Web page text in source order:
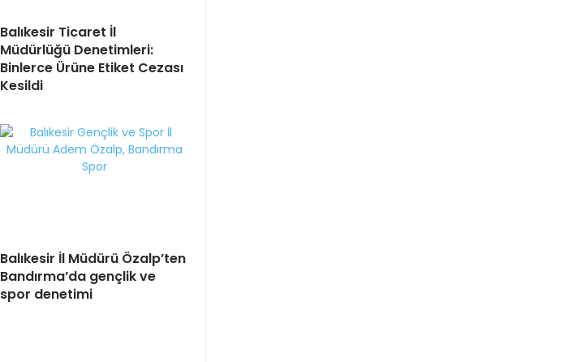
Balıkesir Ticaret İl
Müdürlüğü Denetimleri:
Binlerce Ürüne Etiket Cezası
Kesildi
Balıkesir İl Müdürü Özalp’ten
Bandırma’da gençlik ve
spor denetimi